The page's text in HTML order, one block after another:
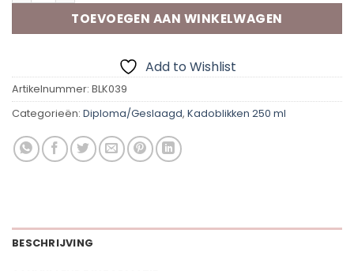
TOEVOEGEN AAN WINKELWAGEN
Add to Wishlist
Artikelnummer: BLK039
Categorieën: Diploma/Geslaagd, Kadoblikken 250 ml
BESCHRIJVING